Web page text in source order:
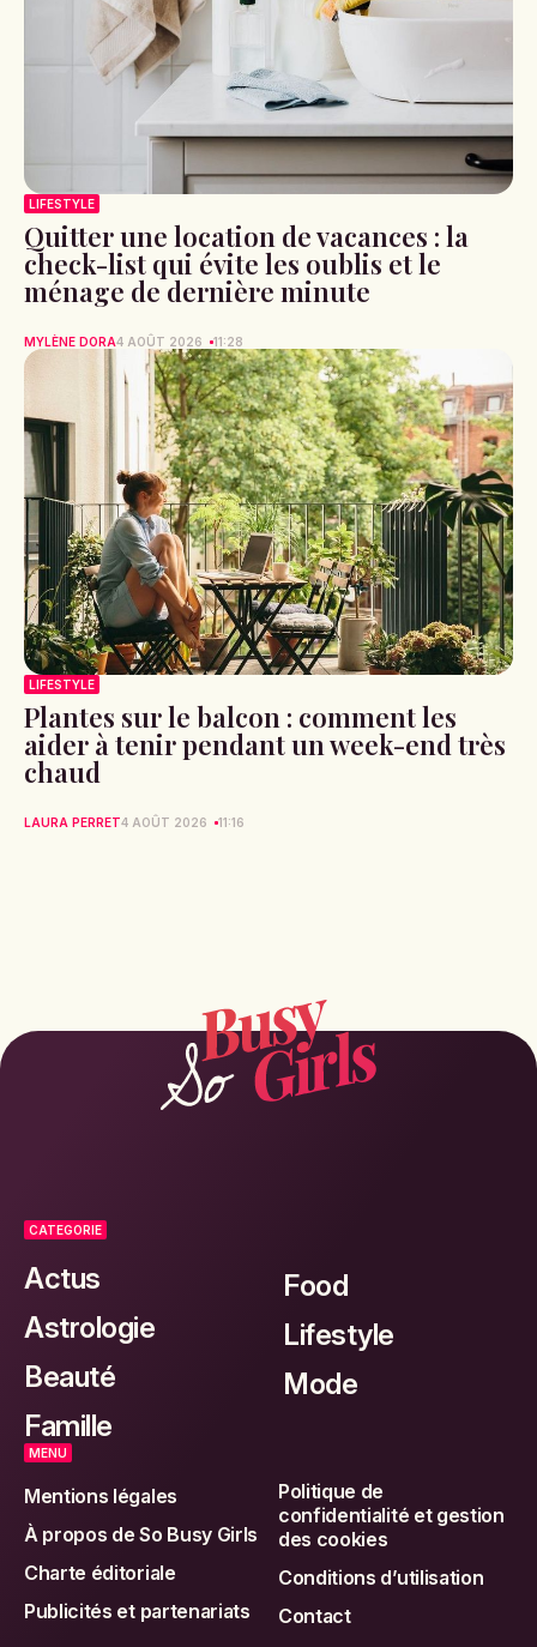
LIFESTYLE
Quitter une location de vacances : la
check-list qui évite les oublis et le
ménage de dernière minute
MYLÈNE DORA4 AOÛT 2026 11:28
LIFESTYLE
Plantes sur le balcon : comment les
aider à tenir pendant un week-end très
chaud
LAURA PERRET4 AOÛT 2026 11:16
CATEGORIE
Actus
Astrologie
Beauté
Famille
Food
Lifestyle
Mode
MENU
Mentions légales
À propos de So Busy Girls
Charte éditoriale
Publicités et partenariats
Politique de
confidentialité et gestion
des cookies
Conditions d’utilisation
Contact